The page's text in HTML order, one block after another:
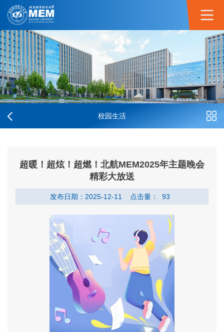
校园生活
超暖！超炫！超燃！北航MEM2025年主题晚会
精彩大放送
发布日期：2025-12-11 点击量： 93